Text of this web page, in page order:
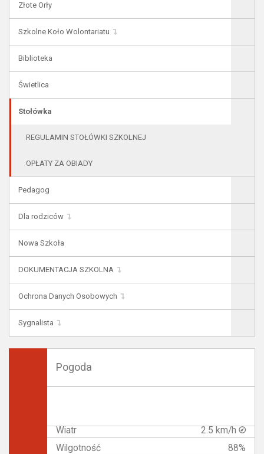
Złote Orły
Szkolne Koło Wolontariatu
Biblioteka
Świetlica
Stołówka
REGULAMIN STOŁÓWKI SZKOLNEJ
OPŁATY ZA OBIADY
Pedagog
Dla rodziców
Nowa Szkoła
DOKUMENTACJA SZKOLNA
Ochrona Danych Osobowych
Sygnalista
Pogoda
Wiatr
2.5 km/h
Wilgotność
88%